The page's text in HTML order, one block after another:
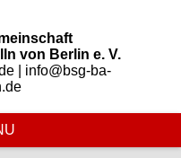
von Berlin e. V.
| info@bsg-ba-